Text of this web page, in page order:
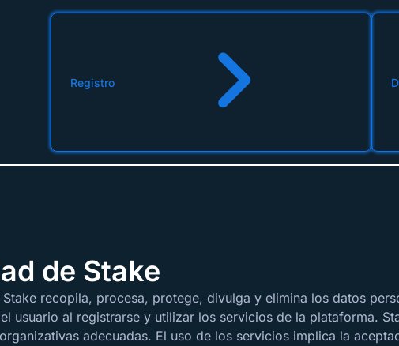
Registro
de Stake
recopila, procesa, protege, divulga y elimina los datos
usuario al registrarse y utilizar los servicios de la plataforma.
adecuadas. El uso de los servicios implica la